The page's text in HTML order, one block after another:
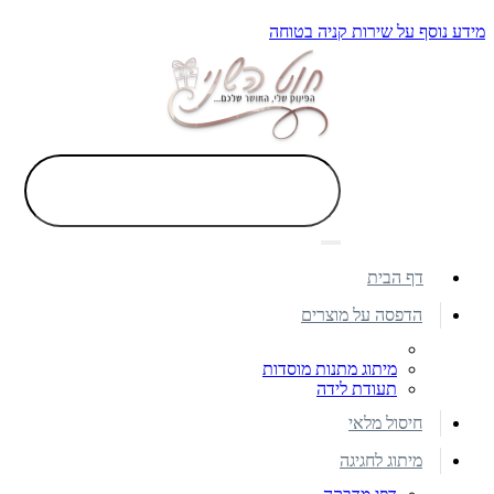
מידע נוסף על שירות קניה בטוחה
דף הבית
הדפסה על מוצרים
מיתוג מתנות מוסדות
תעודת לידה
חיסול מלאי
מיתוג לחגיגה